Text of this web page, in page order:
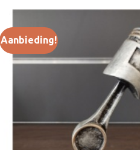
Aanbieding!